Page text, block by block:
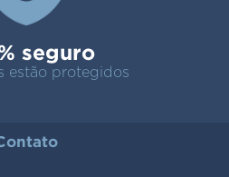
seguro
estão protegidos